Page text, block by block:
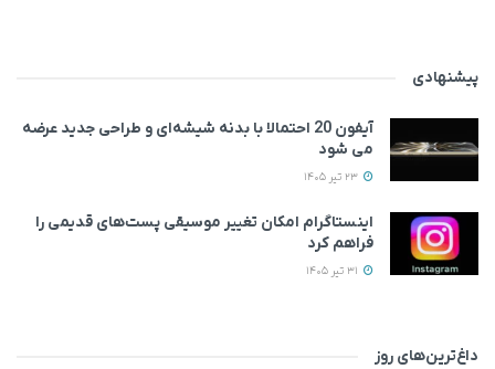
پیشنهادی
آیفون 20 احتمالا با بدنه شیشه‌ای و طراحی جدید عرضه
می‌ شود
اینستاگرام امکان تغییر موسیقی پست‌های قدیمی را
فراهم کرد
داغ‌ترین‌های روز